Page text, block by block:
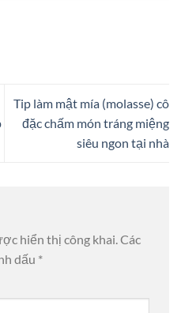
Tip làm mật mía (molasse) cô
đặc chấm món tráng miệng
siêu ngon tại nhà
hiển thị công khai.Các
dấu *